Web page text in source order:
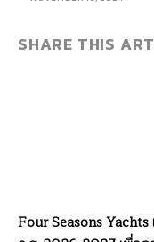
SHARE THIS
Four Seasons Yachts